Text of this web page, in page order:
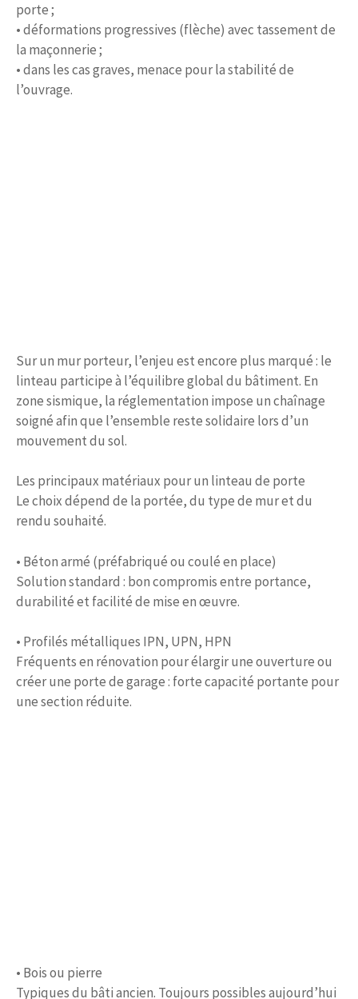
porte ;
• déformations progressives (flèche) avec tassement de
la maçonnerie ;
• dans les cas graves, menace pour la stabilité de
l’ouvrage.
Sur un mur porteur, l’enjeu est encore plus marqué : le
linteau participe à l’équilibre global du bâtiment. En
zone sismique, la réglementation impose un chaînage
soigné afin que l’ensemble reste solidaire lors d’un
mouvement du sol.
Les principaux matériaux pour un linteau de porte
Le choix dépend de la portée, du type de mur et du
rendu souhaité.
• Béton armé (préfabriqué ou coulé en place)
Solution standard : bon compromis entre portance,
durabilité et facilité de mise en œuvre.
• Profilés métalliques IPN, UPN, HPN
Fréquents en rénovation pour élargir une ouverture ou
créer une porte de garage : forte capacité portante pour
une section réduite.
• Bois ou pierre
Typiques du bâti ancien. Toujours possibles aujourd’hui